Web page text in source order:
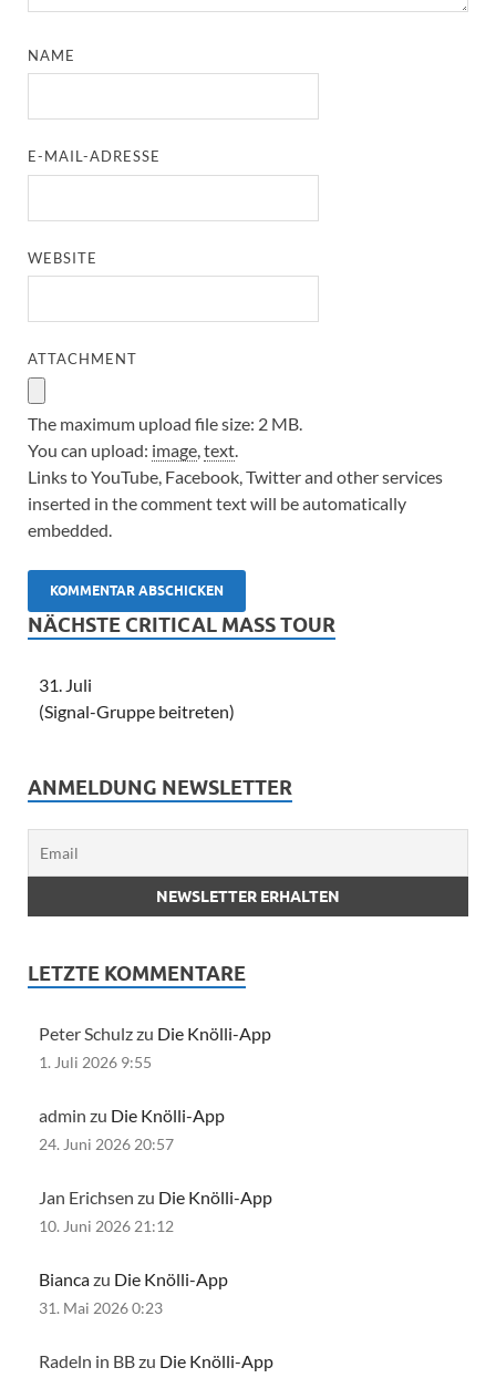
NAME
E-MAIL-ADRESSE
WEBSITE
ATTACHMENT
The maximum upload file size: 2 MB.
You can upload: image text
Links to YouTube, Facebook, Twitter and other services
inserted in the comment text will be automatically
embedded.
NÄCHSTE CRITICAL MASS TOUR
31. Juli
(Signal-Gruppe beitreten)
ANMELDUNG NEWSLETTER
LETZTE KOMMENTARE
Peter Schulz zu Die Knölli-App
1. Juli 2026 9:55
admin zu Die Knölli-App
24. Juni 2026 20:57
Jan Erichsen zu Die Knölli-App
10. Juni 2026 21:12
Biancazu Die Knölli-App
31. Mai 2026 0:23
Radeln in BB zu Die Knölli-App